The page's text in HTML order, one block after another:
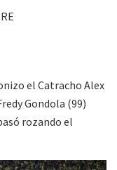
el Catracho Alex
Gondola (99)
rozando el